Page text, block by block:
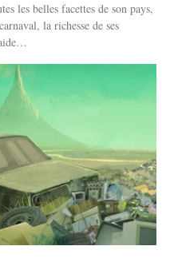
les belles facettes de son pays,
la richesse de ses